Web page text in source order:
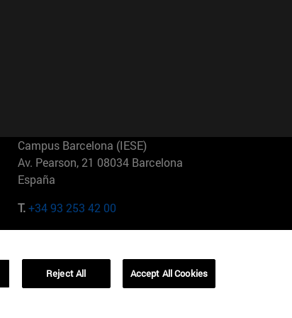
Campus Barcelona (IESE)
Av. Pearson, 21 08034 Barcelona
España
T.+34 93 253 42 00
01321001 Bela Vista Brasil
Reject All Accept All Cookies